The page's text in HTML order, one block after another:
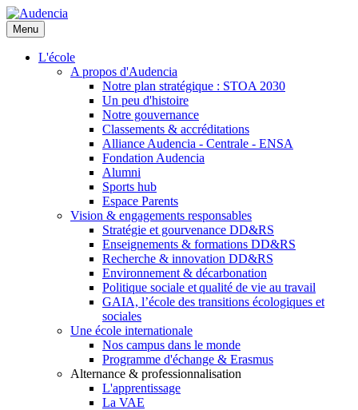
Aller
au
contenu
principal
Menu
L'école
A propos d'Audencia
Notre plan stratégique : STOA 2030
Un peu d'histoire
Notre gouvernance
Classements & accréditations
Alliance Audencia - Centrale - ENSA
Fondation Audencia
Alumni
Sports hub
Espace Parents
Vision & engagements responsables
Stratégie et gourvenance DD&RS
Enseignements & formations DD&RS
Recherche & innovation DD&RS
Environnement & décarbonation
Politique sociale et qualité de vie au travail
GAIA, l’école des transitions écologiques et
sociales
Une école internationale
Nos campus dans le monde
Programme d'échange & Erasmus
Alternance & professionnalisation
L'apprentissage
La VAE